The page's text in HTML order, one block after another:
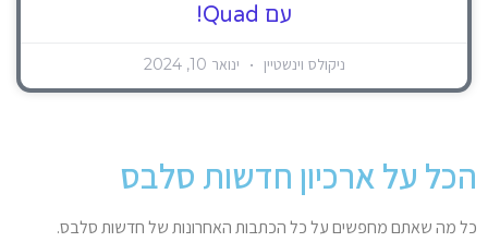
עם Quad!
ניקולס וינשטיין ינואר 10, 2024
הכל על ארכיון חדשות סלבס
כל מה שאתם מחפשים על כל הכתבות האחרונות של חדשות סלבס.